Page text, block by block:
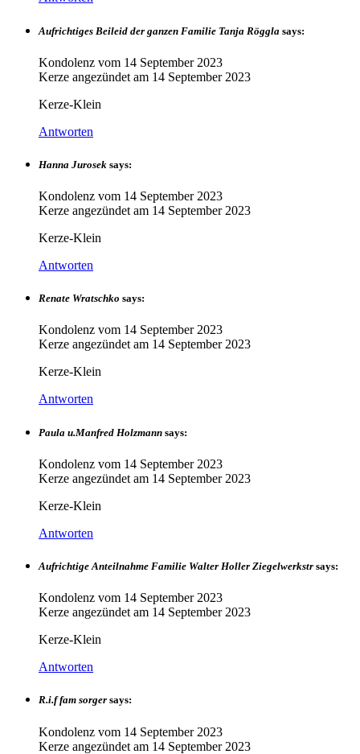
Aufrichtiges Beileid der ganzen Familie Tanja Röggla says:
Kondolenz vom 14 September 2023
Kerze angezündet am 14 September 2023
Kerze-Klein
Antworten
Hanna Jurosek says:
Kondolenz vom 14 September 2023
Kerze angezündet am 14 September 2023
Kerze-Klein
Antworten
Renate Wratschko says:
Kondolenz vom 14 September 2023
Kerze angezündet am 14 September 2023
Kerze-Klein
Antworten
Paula u.Manfred Holzmann says:
Kondolenz vom 14 September 2023
Kerze angezündet am 14 September 2023
Kerze-Klein
Antworten
Aufrichtige Anteilnahme Familie Walter Holler Ziegelwerkstr says:
Kondolenz vom 14 September 2023
Kerze angezündet am 14 September 2023
Kerze-Klein
Antworten
R.i.f fam sorger says:
Kondolenz vom 14 September 2023
Kerze angezündet am 14 September 2023